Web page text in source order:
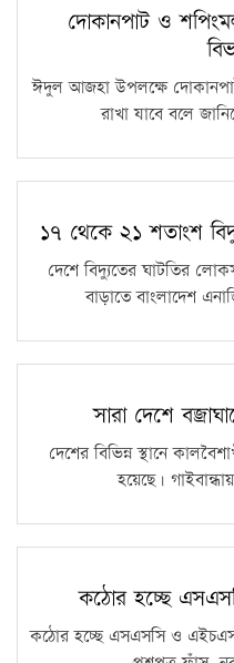
দোকানপাট ও
ঈদুল আজহা উপলক্ষে
রাখা যাবে বলে
১৭ থেকে ২১ শতাংশ
দেশে বিদ্যুতের ঘাটতির
বাড়াতে বাংলাদেশ
সারা দেশে
দেশের বিভিন্ন স্থানে
হয়েছে।
কঠোর হচ্ছে
কঠোর হচ্ছে এসএসসি ও